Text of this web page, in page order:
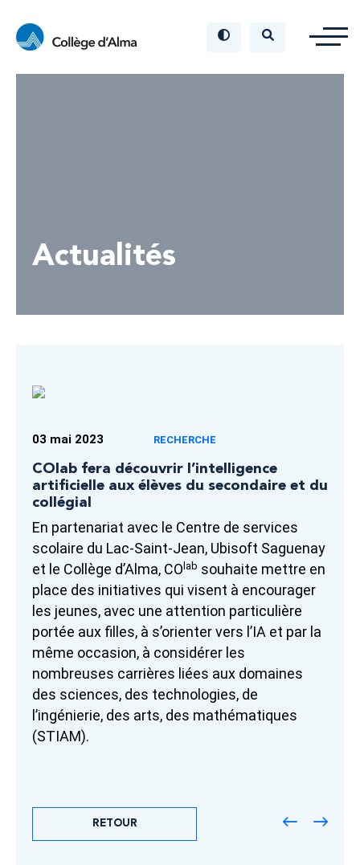
Actualités
03 mai 2023 RECHERCHE
COlab fera découvrir l’intelligence
artificielle aux élèves du secondaire et du
collégial
En partenariat avec le Centre de services
scolaire du Lac-Saint-Jean, Ubisoft Saguenay
et le Collège d’Alma, COlab souhaite mettre en
place des initiatives qui visent à encourager
les jeunes, avec une attention particulière
portée aux filles, à s’orienter vers l’IA et par la
même occasion, à considérer les
nombreuses carrières liées aux domaines
des sciences, des technologies, de
l’ingénierie, des arts, des mathématiques
(STIAM).
RETOUR